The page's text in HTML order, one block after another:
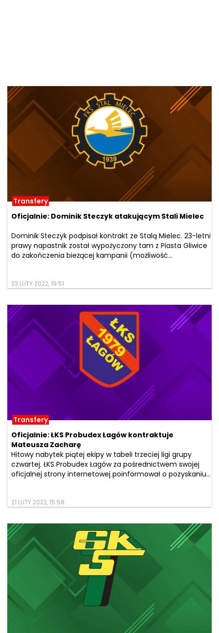
Transfery
Oficjalnie: Dominik Steczyk atakującym Stali Mielec
Dominik Steczyk podpisał kontrakt ze Stalą Mielec. 23-letni
prawy napastnik został wypożyczony tam z Piasta Gliwice
do zakończenia bieżącej kampanii (możliwość...
23 LUTY 2022, 19:51
Transfery
Oficjalnie: ŁKS Probudex Łagów kontraktuje
Mateusza Zacharę
Hitowy nabytek piątej ekipy w tabeli trzeciej ligi grupy
czwartej. ŁKS Probudex Łagów za pośrednictwem swojej
oficjalnej strony internetowej poinformował o pozyskaniu...
21 LUTY 2022, 15:58